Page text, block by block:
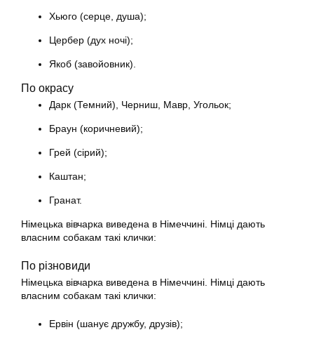
Хьюго (серце, душа);
Цербер (дух ночі);
Якоб (завойовник).
По окрасу
Дарк (Темний), Черниш, Мавр, Угольок;
Браун (коричневий);
Грей (сірий);
Каштан;
Гранат.
Німецька вівчарка виведена в Німеччині. Німці дають
власним собакам такі клички:
По різновиди
Німецька вівчарка виведена в Німеччині. Німці дають
власним собакам такі клички:
Ервін (шанує дружбу, друзів);